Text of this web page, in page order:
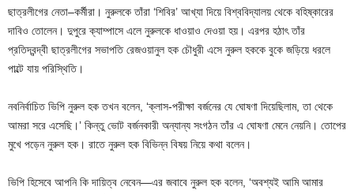
ছাত্রলীগের নেতা–কর্মীরা। নুরুলকে তাঁরা ‘শিবির’ আখ্যা দিয়ে বিশ্ববিদ্যালয় থেকে বহিষ্কারের
দাবিও তোলেন। দুপুরে ক্যাম্পাসে এলে নুরুলকে ধাওয়াও দেওয়া হয়। এরপর হঠাৎ তাঁর
প্রতিদ্বন্দ্বী ছাত্রলীগের সভাপতি রেজওয়ানুল হক চৌধুরী এসে নুরুল হককে বুকে জড়িয়ে ধরলে
পাল্টে যায় পরিস্থিতি।
নবনির্বাচিত ভিপি নুরুল হক তখন বলেন, ‘ক্লাস-পরীক্ষা বর্জনের যে ঘোষণা দিয়েছিলাম, তা থেকে
আমরা সরে এসেছি।’ কিন্তু ভোট বর্জনকারী অন্যান্য সংগঠন তাঁর এ ঘোষণা মেনে নেয়নি। তোপের
মুখে পড়েন নুরুল হক। রাতে নুরুল হক বিভিন্ন বিষয় নিয়ে কথা বলেন।
ভিপি হিসেবে আপনি কি দায়িত্ব নেবেন—এর জবাবে নুরুল হক বলেন, ‘অবশ্যই আমি আমার